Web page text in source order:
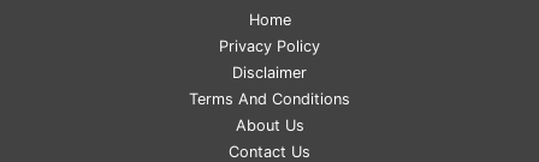
Home
Privacy Policy
Disclaimer
Terms And Conditions
About Us
Contact Us